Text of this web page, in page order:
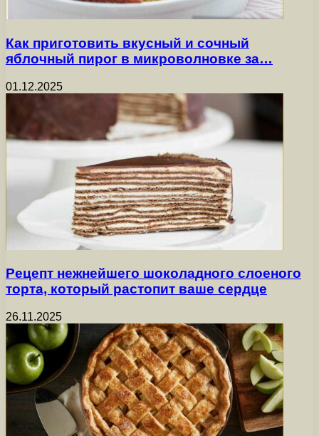
Как приготовить вкусный и сочный
яблочный пирог в микроволновке за…
01.12.2025
Рецепт нежнейшего шоколадного слоеного
торта, который растопит ваше сердце
26.11.2025